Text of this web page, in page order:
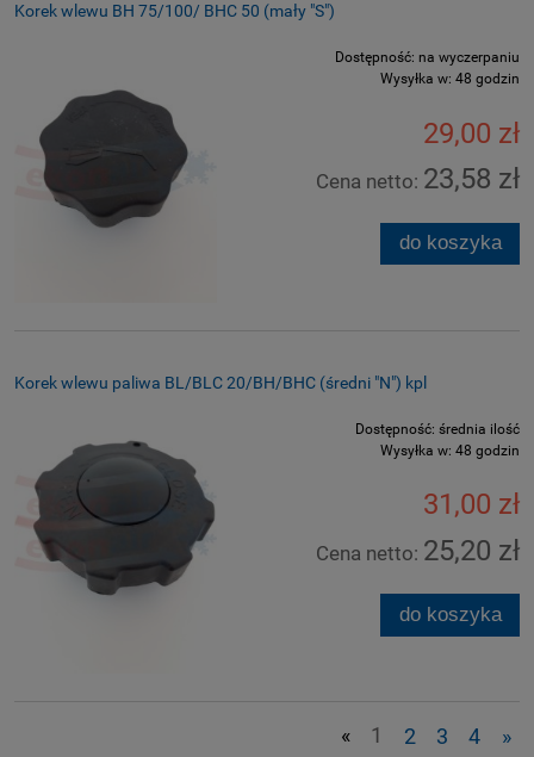
Korek wlewu BH 75/100/ BHC 50 (mały "S")
Dostępność: na wyczerpaniu
Wysyłka w: 48 godzin
29,00 zł
Cena netto: 23,58 zł
do koszyka
Korek wlewu paliwa BL/BLC 20/BH/BHC (średni "N") kpl
Dostępność: średnia ilość
Wysyłka w: 48 godzin
31,00 zł
Cena netto: 25,20 zł
do koszyka
« 1 2 3 4 »